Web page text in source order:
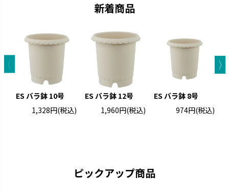
新着商品
ES バラ鉢 10号
1,328円(税込)
ES バラ鉢 12号
1,960円(税込)
ES バラ鉢 8号
974円(税込)
ピックアップ商品